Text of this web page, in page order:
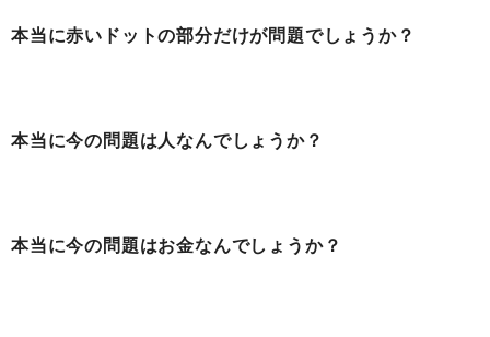
本当に赤いドットの部分だけが問題でしょうか？
本当に今の問題は人なんでしょうか？
本当に今の問題はお金なんでしょうか？